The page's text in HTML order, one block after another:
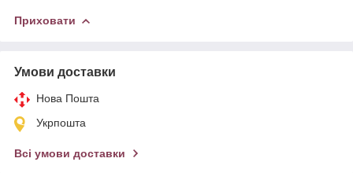
Приховати
Умови доставки
Нова Пошта
Укрпошта
Всі умови доставки